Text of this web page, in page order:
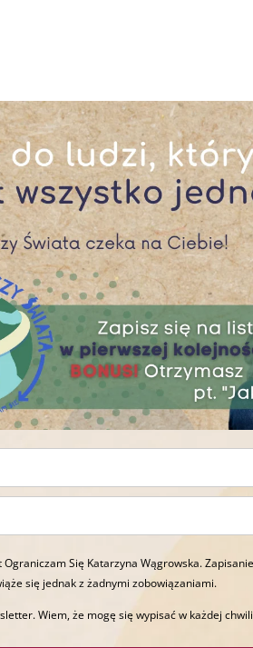
Się Katarzyna Wągrowska.
się jednak z żadnymi zobowiązaniami.
Wiem, że mogę się wypisać w każdej